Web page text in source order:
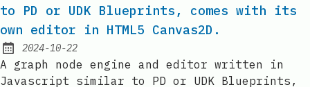
to PD or UDK Blueprints, comes with its
own editor in HTML5 Canvas2D.
Published:
2024-10-22
A graph node engine and editor written in
Javascript similar to PD or UDK Blueprints,